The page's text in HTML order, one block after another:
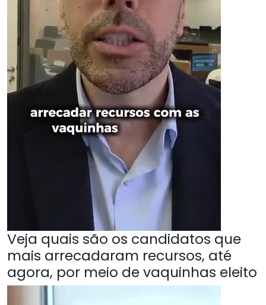
Veja quais são os candidatos que
mais arrecadaram recursos, até
agora, por meio de vaquinhas eleito